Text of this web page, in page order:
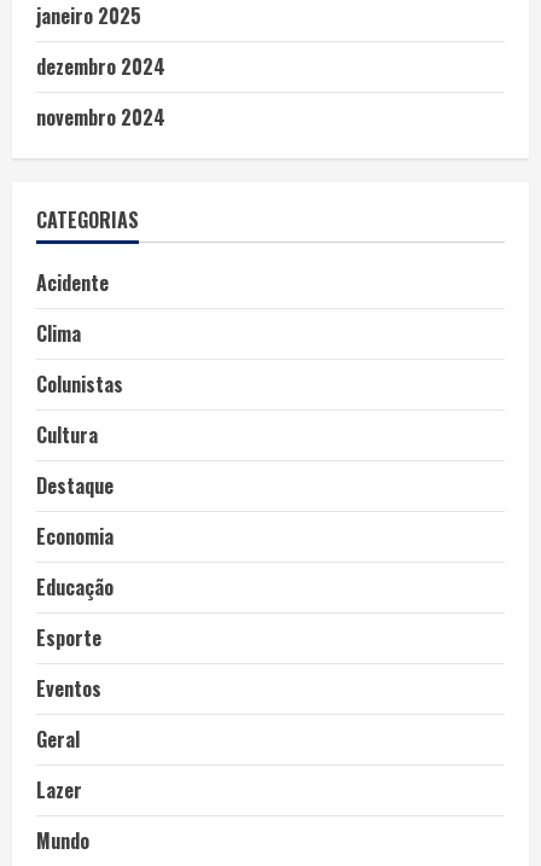
janeiro 2025
dezembro 2024
novembro 2024
CATEGORIAS
Acidente
Clima
Colunistas
Cultura
Destaque
Economia
Educação
Esporte
Eventos
Geral
Lazer
Mundo